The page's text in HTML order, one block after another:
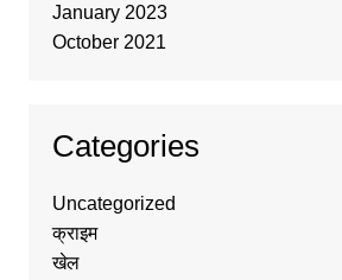
January 2023
October 2021
Categories
Uncategorized
क्राइम
खेल